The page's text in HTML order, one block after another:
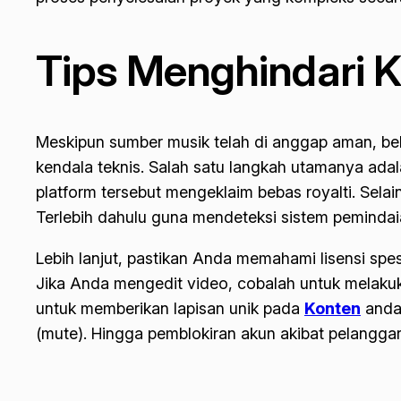
Tips Menghindari
Meskipun sumber musik telah di anggap aman,
kendala teknis. Salah satu langkah utamanya
platform tersebut mengeklaim bebas royalti.
Terlebih dahulu guna mendeteksi sistem
Lebih lanjut, pastikan Anda memahami lisensi
Jika Anda mengedit video, cobalah untuk
untuk memberikan lapisan unik pada Konten
(mute). Hingga pemblokiran akun akibat